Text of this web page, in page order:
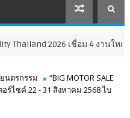
2026 เชื่อม 4 งานใหญ่ สร้างโอ
ยนตรกรรม
“BIG MOTOR SALE
ร์ไซค์ 22 - 31 สิงหาคม 2568 ไบ